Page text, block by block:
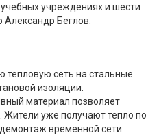
учреждениях и шести
Александр Беглов.
тепловую сеть на стальные
изоляции.
материал позволяет
Жители уже получают тепло по
временной сети.